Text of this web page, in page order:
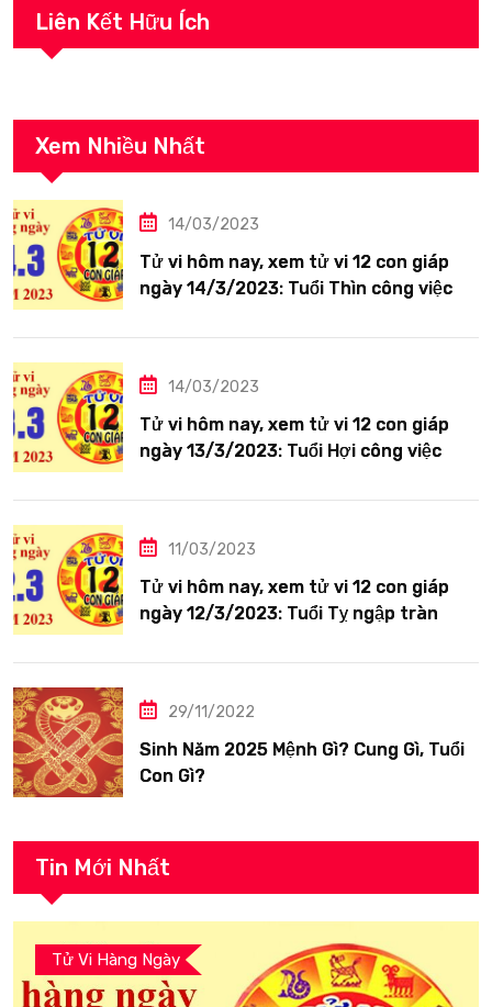
Liên Kết Hữu Ích
Xem Nhiều Nhất
14/03/2023
Tử vi hôm nay, xem tử vi 12 con giáp
ngày 14/3/2023: Tuổi Thìn công việc
14/03/2023
Tử vi hôm nay, xem tử vi 12 con giáp
ngày 13/3/2023: Tuổi Hợi công việc
11/03/2023
Tử vi hôm nay, xem tử vi 12 con giáp
ngày 12/3/2023: Tuổi Tỵ ngập tràn
29/11/2022
Sinh Năm 2025 Mệnh Gì? Cung Gì, Tuổi
Con Gì?
Tin Mới Nhất
Tử Vi Hàng Ngày